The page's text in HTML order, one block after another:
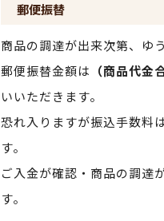
郵便振替
商品の調達が出来次第、ゆ
郵便振替金額は （商品代金
いいただきます。
恐れ入りますが振込手数料
す。
ご入金が確認・商品の調達
す。